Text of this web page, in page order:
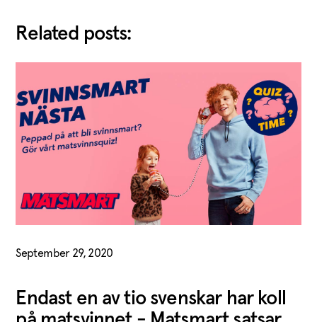
Related posts:
Endast en av tio svenskar har koll
September 29, 2020